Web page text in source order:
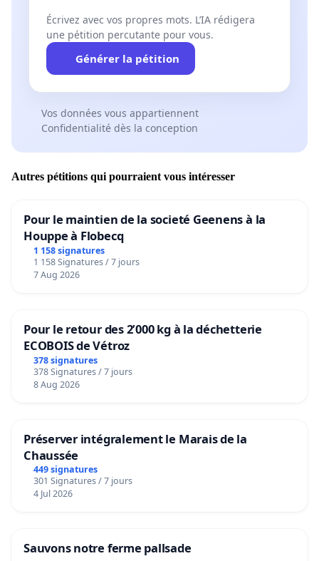
Écrivez avec vos propres mots. L’IA rédigera
une pétition percutante pour vous.
Générer la pétition
Vos données vous appartiennent
Confidentialité dès la conception
Autres pétitions qui pourraient vous intéresser
Pour le maintien de la societé Geenens à la
Houppe à Flobecq
1 158 signatures
1 158 Signatures / 7 jours
7 Aug 2026
Pour le retour des 2’000 kg à la déchetterie
ECOBOIS de Vétroz
378 signatures
378 Signatures / 7 jours
8 Aug 2026
Préserver intégralement le Marais de la
Chaussée
449 signatures
301 Signatures / 7 jours
4 Jul 2026
Sauvons notre ferme pallsade